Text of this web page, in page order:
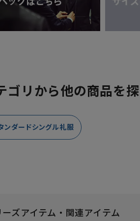
ゴリから他の商品を
ンダードシングル礼服
ズアイテム・関連アイテム